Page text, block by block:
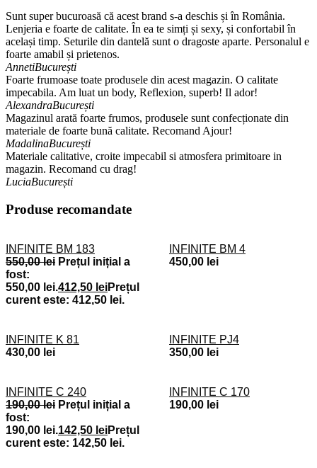
Sunt super bucuroasă că acest brand s-a deschis și în România.
Lenjeria e foarte de calitate. În ea te simți și sexy, și confortabil în
același timp. Seturile din dantelă sunt o dragoste aparte. Personalul e
foarte amabil și prietenos.
AnnetiBucurești
Foarte frumoase toate produsele din acest magazin. O calitate
impecabila. Am luat un body, Reflexion, superb! Il ador!
AlexandraBucurești
Magazinul arată foarte frumos, produsele sunt confecționate din
materiale de foarte bună calitate. Recomand Ajour!
MadalinaBucurești
Materiale calitative, croite impecabil si atmosfera primitoare in
magazin. Recomand cu drag!
LuciaBucurești
Produse recomandate
INFINITE BM 183
550,00lei Prețul inițial a
fost:
550,00 lei.412,50 leiPrețul
curent este: 412,50 lei.
INFINITE BM 4
450,00 lei
INFINITE K 81
430,00 lei
INFINITE PJ4
350,00 lei
INFINITE C 240
190,00lei Prețul inițial a
fost:
190,00 lei.142,50 leiPrețul
curent este: 142,50 lei.
INFINITE C 170
190,00 lei